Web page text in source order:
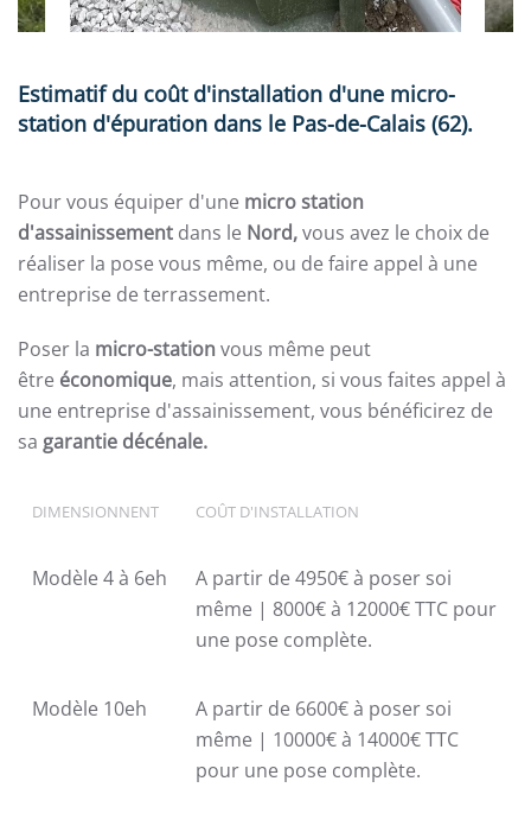
Estimatif du coût d'installation d'une micro-
station d'épuration dans le Pas-de-Calais (62).
Pour vous équiper d'une micro station
d'assainissement dans le Nord,vous avez le choix de
réaliser la pose vous même, ou de faire appel à une
entreprise de terrassement.
Poser la micro-stationvous même peut
être économique, mais attention, si vous faites appel à
une entreprise d'assainissement, vous bénéficirez de
sa garantie décénale.
DIMENSIONNENT COÛT D'INSTALLATION
Modèle 4 à 6eh
A partir de 4950€ à poser soi
même | 8000€ à 12000€ TTC pour
une pose complète.
Modèle 10eh
A partir de 6600€ à poser soi
même | 10000€ à 14000€ TTC
pour une pose complète.